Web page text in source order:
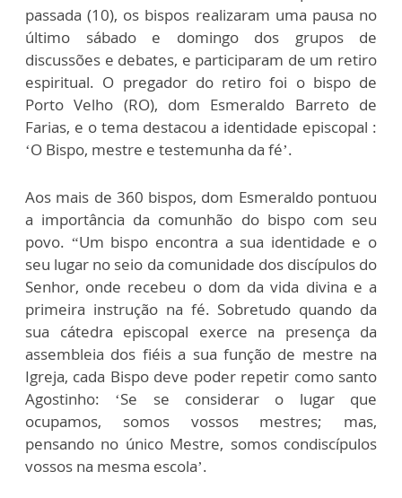
passada (10), os bispos realizaram uma pausa no
último sábado e domingo dos grupos de
discussões e debates, e participaram de um retiro
espiritual. O pregador do retiro foi o bispo de
Porto Velho (RO), dom Esmeraldo Barreto de
Farias, e o tema destacou a identidade episcopal :
‘O Bispo, mestre e testemunha da fé’.
Aos mais de 360 bispos, dom Esmeraldo pontuou
a importância da comunhão do bispo com seu
povo. “Um bispo encontra a sua identidade e o
seu lugar no seio da comunidade dos discípulos do
Senhor, onde recebeu o dom da vida divina e a
primeira instrução na fé. Sobretudo quando da
sua cátedra episcopal exerce na presença da
assembleia dos fiéis a sua função de mestre na
Igreja, cada Bispo deve poder repetir como santo
Agostinho: ‘Se se considerar o lugar que
ocupamos, somos vossos mestres; mas,
pensando no único Mestre, somos condiscípulos
vossos na mesma escola’.